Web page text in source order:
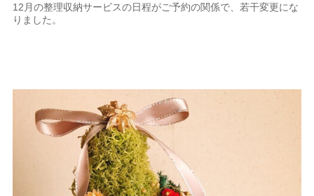
12月の整理収納サービスの日程がご予約の関係で、若干変更にな
りました。